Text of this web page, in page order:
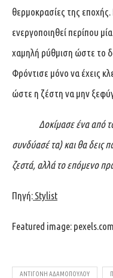
θερμοκρασίες της
ενεργοποιηθεί περίπου
χαμηλή ρύθμιση ώστε το
Φρόντισε μόνο να έχεις
ώστε η ζέστη να μην
Δοκίμασε ένα από
συνδύασέ τα) και θα δεις
ζεστά, αλλά το επόμενο
Πηγή: Stylist
Featured image:
ΑΝΤΙΓΌΝΗ ΑΔΑΜΟΠΟΎΛΟΥ